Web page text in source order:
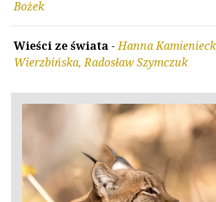
Bożek
Wieści ze świata -Hanna
Wierzbińska, Radosław Szymczuk